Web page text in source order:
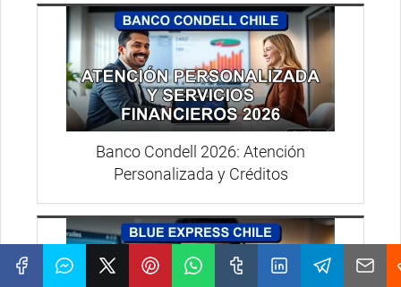
Banco Condell 2026: Atención
Personalizada y Créditos